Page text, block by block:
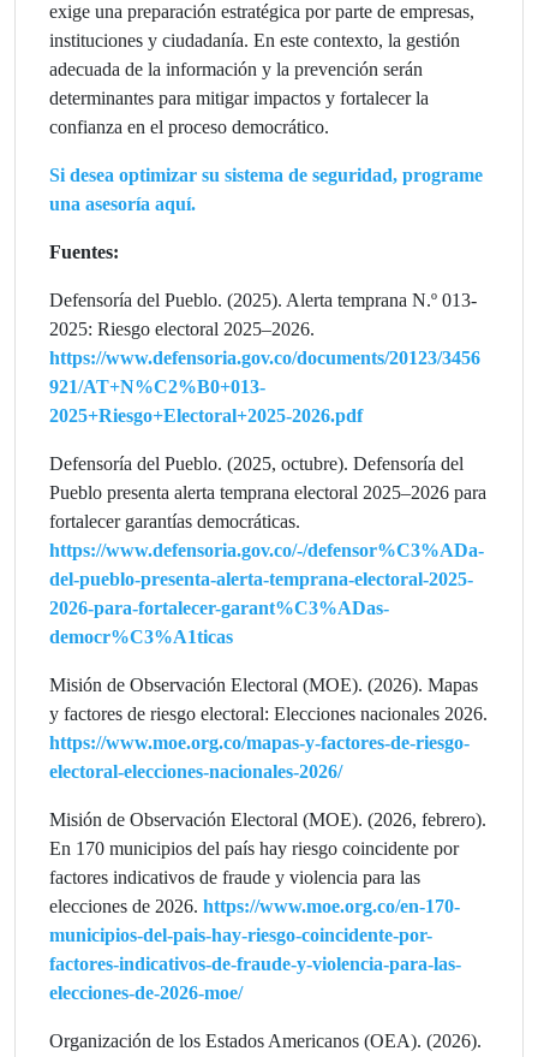
exige una preparación estratégica por parte de empresas,
instituciones y ciudadanía. En este contexto, la gestión
adecuada de la información y la prevención serán
determinantes para mitigar impactos y fortalecer la
confianza en el proceso democrático.
Si desea optimizar su sistema de seguridad, programe
una asesoría aquí.
Fuentes:
Defensoría del Pueblo. (2025). Alerta temprana N.º 013-
2025: Riesgo electoral 2025–2026.
https://www.defensoria.gov.co/documents/20123/3456
921/AT+N%C2%B0+013-
2025+Riesgo+Electoral+2025-2026.pdf
Defensoría del Pueblo. (2025, octubre). Defensoría del
Pueblo presenta alerta temprana electoral 2025–2026 para
fortalecer garantías democráticas.
https://www.defensoria.gov.co/-/defensor%C3%ADa-
del-pueblo-presenta-alerta-temprana-electoral-2025-
2026-para-fortalecer-garant%C3%ADas-
democr%C3%A1ticas
Misión de Observación Electoral (MOE). (2026). Mapas
y factores de riesgo electoral: Elecciones nacionales 2026.
https://www.moe.org.co/mapas-y-factores-de-riesgo-
electoral-elecciones-nacionales-2026/
Misión de Observación Electoral (MOE). (2026, febrero).
En 170 municipios del país hay riesgo coincidente por
factores indicativos de fraude y violencia para las
elecciones de 2026. https://www.moe.org.co/en-170-
municipios-del-pais-hay-riesgo-coincidente-por-
factores-indicativos-de-fraude-y-violencia-para-las-
elecciones-de-2026-moe/
Organización de los Estados Americanos (OEA). (2026).